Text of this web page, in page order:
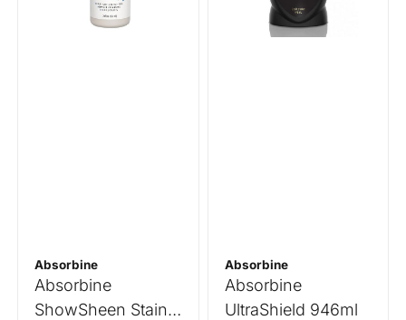
Absorbine
Absorbine
ShowSheen Stain
Absorbine
Absorbine
UltraShield 946ml